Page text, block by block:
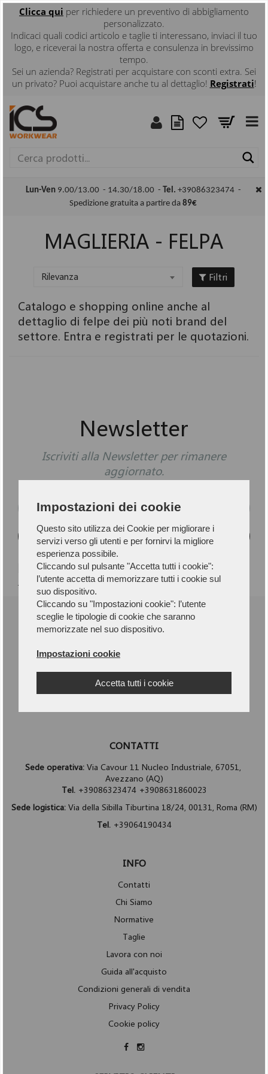
Impostazioni dei cookie
Questo sito utilizza dei Cookie per migliorare i
servizi verso gli utenti e per fornirvi la migliore
esperienza possibile.
Cliccando sul pulsante "Accetta tutti i cookie":
l’utente accetta di memorizzare tutti i cookie sul
suo dispositivo.
Cliccando su "Impostazioni cookie": l’utente
sceglie le tipologie di cookie che saranno
memorizzate nel suo dispositivo.
Impostazioni cookie
Accetta tutti i cookie
Clicca qui per richiedere un preventivo di abbigliamento
personalizzato.
Indicaci quali codici articolo e taglie ti interessano, inviaci il tuo
logo, e riceverai la nostra offerta e consulenza in brevissimo
tempo.
Sei un azienda? Registrati per acquistare con sconti extra. Sei
un privato? Puoi acquistare anche tu al dettaglio! Registrati!
Lun-Ven 9.00/13.00 - 14.30/18.00 - Tel. +39086323474 -
Spedizione gratuita a partire da 89€
MAGLIERIA - FELPA
Rilevanza Filtri
Catalogo e shopping online anche al
dettaglio di felpe dei più noti brand del
settore. Entra e registrati per le quotazioni.
Newsletter
Iscriviti alla Newsletter per rimanere
aggiornato.
ISCRIVITI
Dichiaro di aver letto e accettol'informativa per il
trattamento dei dati personali.
CONTATTI
Sede operativa:Via Cavour 11 Nucleo Industriale, 67051,
Avezzano (AQ)
Tel. +39086323474 +3908631860023
Sede logistica:Via della Sibilla Tiburtina 18/24, 00131, Roma (RM)
Tel. +39064190434
INFO
Contatti
Chi Siamo
Normative
Taglie
Lavora con noi
Guida all'acquisto
Condizioni generali di vendita
Privacy Policy
Cookie policy